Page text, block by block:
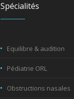
Spécialités
Equilibre & audition
Pédiatrie ORL
Obstructions nasales